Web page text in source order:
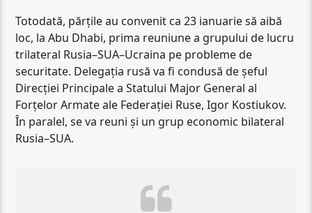
Totodată, părțile au convenit ca 23 ianuarie să aibă
loc, la Abu Dhabi, prima reuniune a grupului de lucru
trilateral Rusia–SUA–Ucraina pe probleme de
securitate. Delegația rusă va fi condusă de șeful
Direcției Principale a Statului Major General al
Forțelor Armate ale Federației Ruse, Igor Kostiukov.
În paralel, se va reuni și un grup economic bilateral
Rusia–SUA.